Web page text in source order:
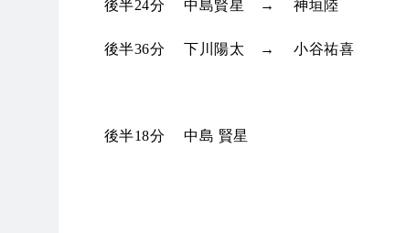
後半24分 中島賢星 →神垣陸
後半36分 下川陽太 →小谷祐喜
後半18分 中島 賢星